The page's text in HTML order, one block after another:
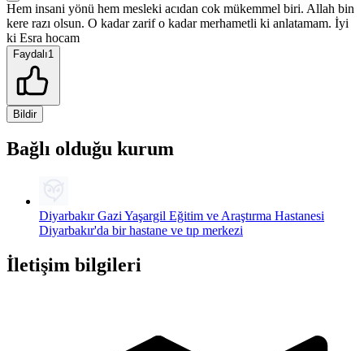
Hem insani yönü hem mesleki acıdan cok mükemmel biri. Allah bin
kere razı olsun. O kadar zarif o kadar merhametli ki anlatamam. İyi
ki Esra hocam
Faydalı1
Bildir
Bağlı olduğu kurum
Diyarbakır Gazi Yaşargil Eğitim ve Araştırma Hastanesi
Diyarbakır'da bir hastane ve tıp merkezi
İletişim bilgileri